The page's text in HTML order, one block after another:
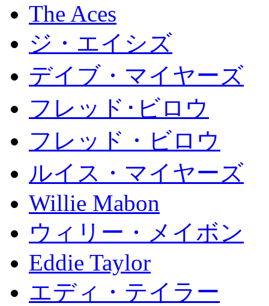
The Aces
ジ・エイシズ
デイブ・マイヤーズ
フレッド･ビロウ
フレッド・ビロウ
ルイス・マイヤーズ
Willie Mabon
ウィリー・メイボン
Eddie Taylor
エディ・テイラー